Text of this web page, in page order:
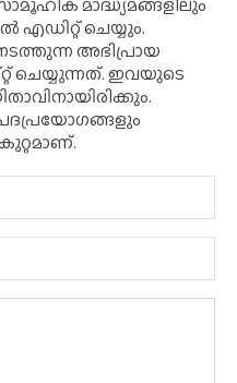
മാദ്ധ്യമങ്ങളിലും
എഡിറ്റ് ചെയ്യും.
അഭിപ്രായ
ചെയ്യുന്നത്. ഇവയുടെ